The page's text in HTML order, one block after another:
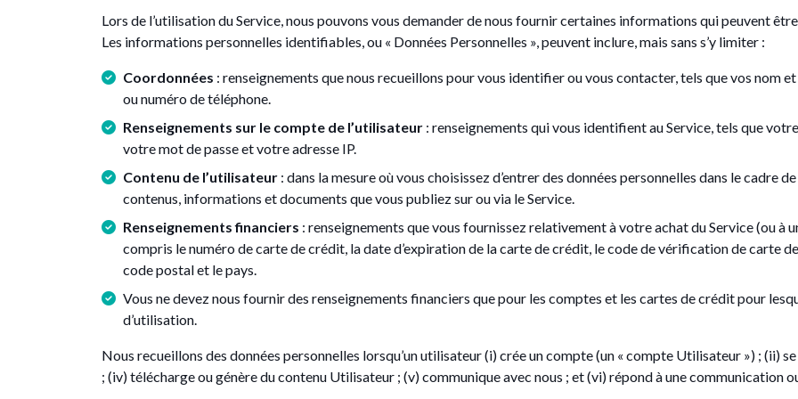
Lors de l’utilisation du Service, nous pouvons vous demander de nous fournir certaines informations qui peuvent
Les informations personnelles identifiables, ou « Données Personnelles », peuvent inclure, mais sans s’y limiter :
Coordonnées : renseignements que nous recueillons pour vous identifier ou vous contacter, tels que vos nom
ou numéro de téléphone.
Renseignements sur le compte de l’utilisateur : renseignements qui vous identifient au Service, tels que
votre mot de passe et votre adresse IP.
Contenu de l’utilisateur : dans la mesure où vous choisissez d’entrer des données personnelles dans le cadre
contenus, informations et documents que vous publiez sur ou via le Service.
Renseignements financiers : renseignements que vous fournissez relativement à votre achat du Service (ou à
compris le numéro de carte de crédit, la date d’expiration de la carte de crédit, le code de vérification de carte
code postal et le pays.
Vous ne devez nous fournir des renseignements financiers que pour les comptes et les cartes de crédit pour
d’utilisation.
Nous recueillons des données personnelles lorsqu’un utilisateur (i) crée un compte (un « compte Utilisateur ») ; (ii)
; (iv) télécharge ou génère du contenu Utilisateur ; (v) communique avec nous ; et (vi) répond à une communication